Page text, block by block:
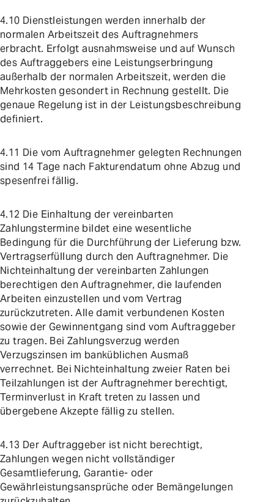
4.10 Dienstleistungen werden innerhalb der
normalen Arbeitszeit des Auftragnehmers
erbracht. Erfolgt ausnahmsweise und auf Wunsch
des Auftraggebers eine Leistungserbringung
außerhalb der normalen Arbeitszeit, werden die
Mehrkosten gesondert in Rechnung gestellt. Die
genaue Regelung ist in der Leistungsbeschreibung
definiert.
4.11 Die vom Auftragnehmer gelegten Rechnungen
sind 14 Tage nach Fakturendatum ohne Abzug und
spesenfrei fällig.
4.12 Die Einhaltung der vereinbarten
Zahlungstermine bildet eine wesentliche
Bedingung für die Durchführung der Lieferung bzw.
Vertragserfüllung durch den Auftragnehmer. Die
Nichteinhaltung der vereinbarten Zahlungen
berechtigen den Auftragnehmer, die laufenden
Arbeiten einzustellen und vom Vertrag
zurückzutreten. Alle damit verbundenen Kosten
sowie der Gewinnentgang sind vom Auftraggeber
zu tragen. Bei Zahlungsverzug werden
Verzugszinsen im banküblichen Ausmaß
verrechnet. Bei Nichteinhaltung zweier Raten bei
Teilzahlungen ist der Auftragnehmer berechtigt,
Terminverlust in Kraft treten zu lassen und
übergebene Akzepte fällig zu stellen.
4.13 Der Auftraggeber ist nicht berechtigt,
Zahlungen wegen nicht vollständiger
Gesamtlieferung, Garantie- oder
Gewährleistungsansprüche oder Bemängelungen